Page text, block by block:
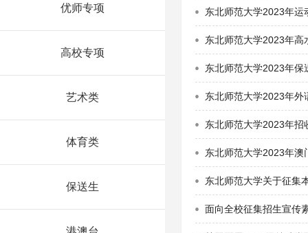
优师专项
高校专项
艺术类
体育类
保送生
东北师范大学2023年运
东北师范大学2023年高
东北师范大学2023年保
东北师范大学2023年外
东北师范大学2023年招
东北师范大学2023年澳
东北师范大学关于征集
面向全校征集招生宣传